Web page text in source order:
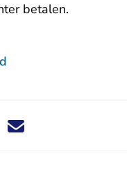
betalen.
dit nieuwsbericht via X -
dit nieuwsbericht via
Deel dit nieuwsbericht
Deel dit